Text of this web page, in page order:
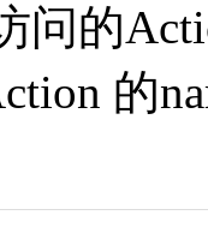
问的
的